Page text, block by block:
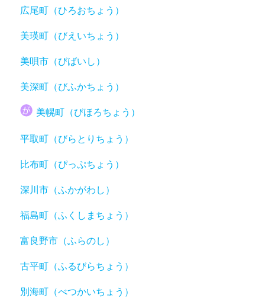
広尾町（ひろおちょう）
美瑛町（びえいちょう）
美唄市（びばいし）
美深町（びふかちょう）
美幌町（びほろちょう）
平取町（びらとりちょう）
比布町（ぴっぷちょう）
深川市（ふかがわし）
福島町（ふくしまちょう）
富良野市（ふらのし）
古平町（ふるびらちょう）
別海町（べつかいちょう）